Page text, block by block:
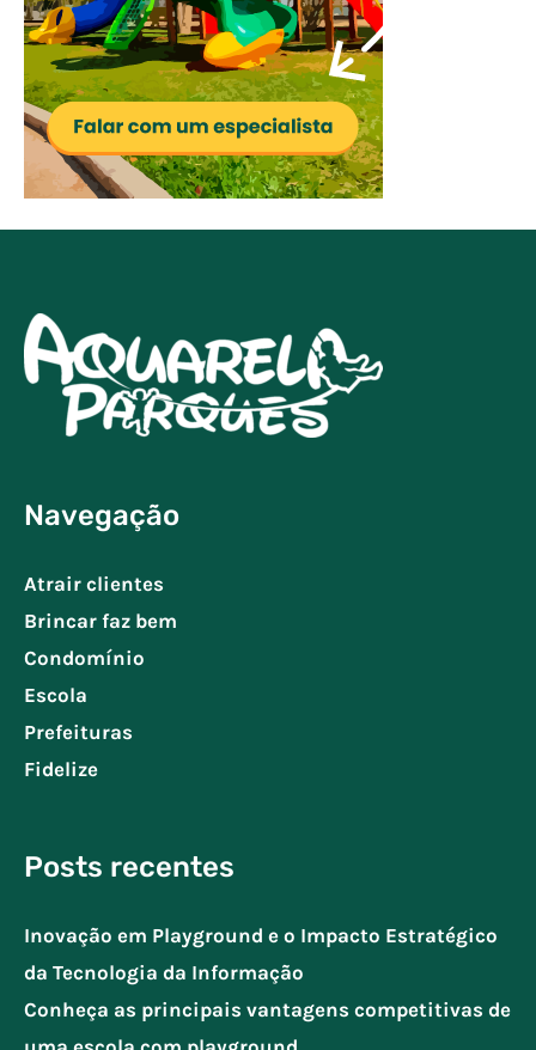
Navegação
Atrair clientes
Brincar faz bem
Condomínio
Escola
Prefeituras
Fidelize
Posts recentes
Inovação em Playground e o Impacto Estratégico
da Tecnologia da Informação
Conheça as principais vantagens competitivas de